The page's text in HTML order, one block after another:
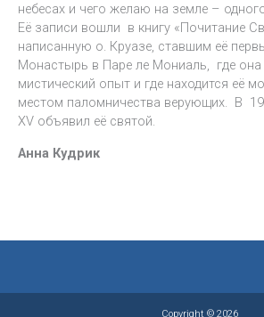
небесах и чего желаю на земле –
Её записи вошли в книгу «Почитание
написанную о. Круазе, ставшим её
Монастырь в Паре ле Мониаль, где она
мистический опыт и где находится её
местом паломничества верующих. В
XV объявил её святой.
Анна Кудрик
Copyright © 2026